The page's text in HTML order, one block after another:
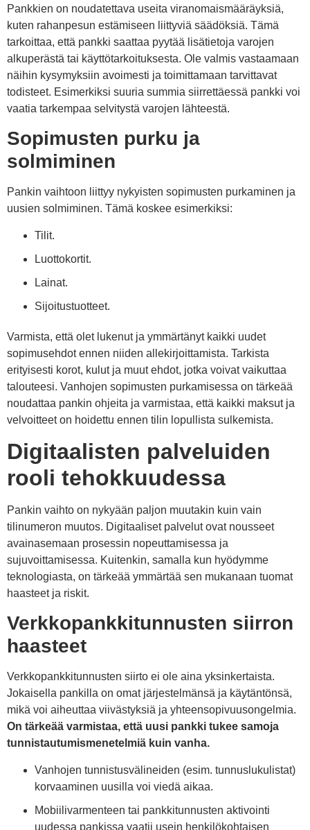
Pankkien on noudatettava useita viranomaismääräyksiä,
kuten rahanpesun estämiseen liittyviä säädöksiä. Tämä
tarkoittaa, että pankki saattaa pyytää lisätietoja varojen
alkuperästä tai käyttötarkoituksesta. Ole valmis vastaamaan
näihin kysymyksiin avoimesti ja toimittamaan tarvittavat
todisteet. Esimerkiksi suuria summia siirrettäessä pankki voi
vaatia tarkempaa selvitystä varojen lähteestä.
Sopimusten purku ja
solmiminen
Pankin vaihtoon liittyy nykyisten sopimusten purkaminen ja
uusien solmiminen. Tämä koskee esimerkiksi:
Tilit.
Luottokortit.
Lainat.
Sijoitustuotteet.
Varmista, että olet lukenut ja ymmärtänyt kaikki uudet
sopimusehdot ennen niiden allekirjoittamista. Tarkista
erityisesti korot, kulut ja muut ehdot, jotka voivat vaikuttaa
talouteesi. Vanhojen sopimusten purkamisessa on tärkeää
noudattaa pankin ohjeita ja varmistaa, että kaikki maksut ja
velvoitteet on hoidettu ennen tilin lopullista sulkemista.
Digitaalisten palveluiden
rooli tehokkuudessa
Pankin vaihto on nykyään paljon muutakin kuin vain
tilinumeron muutos. Digitaaliset palvelut ovat nousseet
avainasemaan prosessin nopeuttamisessa ja
sujuvoittamisessa. Kuitenkin, samalla kun hyödymme
teknologiasta, on tärkeää ymmärtää sen mukanaan tuomat
haasteet ja riskit.
Verkkopankkitunnusten siirron
haasteet
Verkkopankkitunnusten siirto ei ole aina yksinkertaista.
Jokaisella pankilla on omat järjestelmänsä ja käytäntönsä,
mikä voi aiheuttaa viivästyksiä ja yhteensopivuusongelmia.
On tärkeää varmistaa, että uusi pankki tukee samoja
tunnistautumismenetelmiä kuin vanha.
Vanhojen tunnistusvälineiden (esim. tunnuslukulistat)
korvaaminen uusilla voi viedä aikaa.
Mobiilivarmenteen tai pankkitunnusten aktivointi
uudessa pankissa vaatii usein henkilökohtaisen